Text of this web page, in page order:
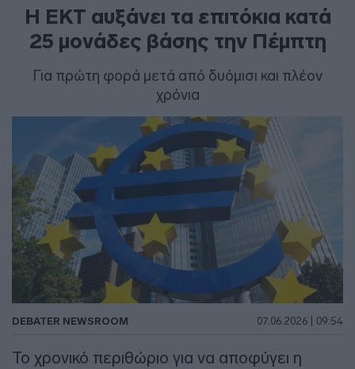
Η ΕΚΤ αυξάνει τα επιτόκια κατά
25 μονάδες βάσης την Πέμπτη
Για πρώτη φορά μετά από δυόμισι και πλέον
χρόνια
DEBATER NEWSROOM 07.06.2026 | 09:54
Το χρονικό περιθώριο για να αποφύγει η